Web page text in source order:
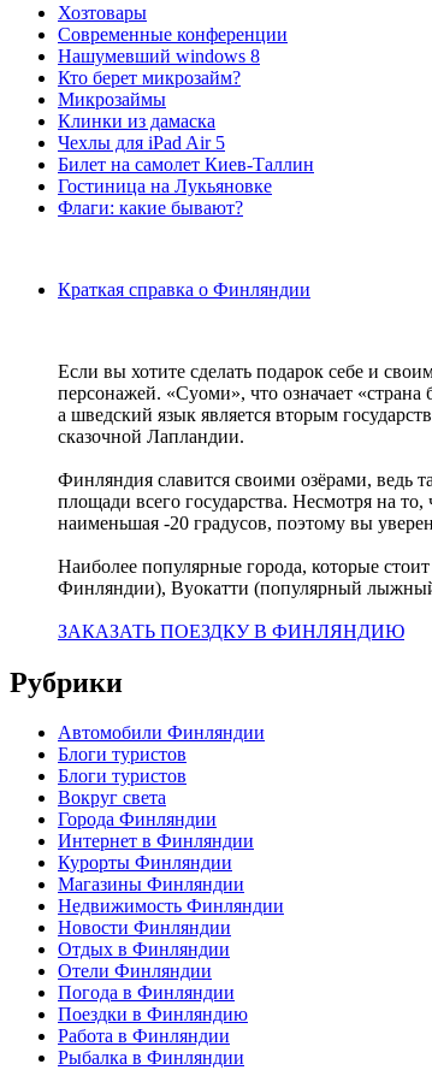
Хозтовары
Современные конференции
Нашумевший windows 8
Кто берет микрозайм?
Микрозаймы
Клинки из дамаска
Чехлы для iPad Air 5
Билет на самолет Киев-Таллин
Гостиница на Лукьяновке
Флаги: какие бывают?
Краткая справка о Финляндии
Если вы хотите сделать подарок себе и
персонажей. «Суоми», что означает
а шведский язык является вторым
сказочной Лапландии.
Финляндия славится своими озёрами, ведь
площади всего государства. Несмотря на
наименьшая -20 градусов, поэтому вы
Наиболее популярные города, которые
Финляндии), Вуокатти (популярный
ЗАКАЗАТЬ ПОЕЗДКУ В ФИНЛЯНДИЮ
Рубрики
Автомобили Финляндии
Блоги туристов
Блоги туристов
Вокруг света
Города Финляндии
Интернет в Финляндии
Курорты Финляндии
Магазины Финляндии
Недвижимость Финляндии
Новости Финляндии
Отдых в Финляндии
Отели Финляндии
Погода в Финляндии
Поездки в Финляндию
Работа в Финляндии
Рыбалка в Финляндии